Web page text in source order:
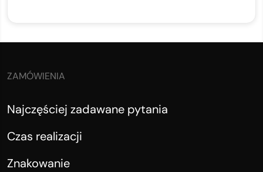
ZAMÓWIENIA
Najczęściej zadawane pytania
Czas realizacji
Znakowanie